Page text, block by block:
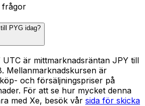
frågor
PYG idag?
UTC är mittmarknadsräntan JPY till
Mellanmarknadskursen är
och försäljningspriser på
För att se hur mycket denna
med Xe, besök vår sida för skicka